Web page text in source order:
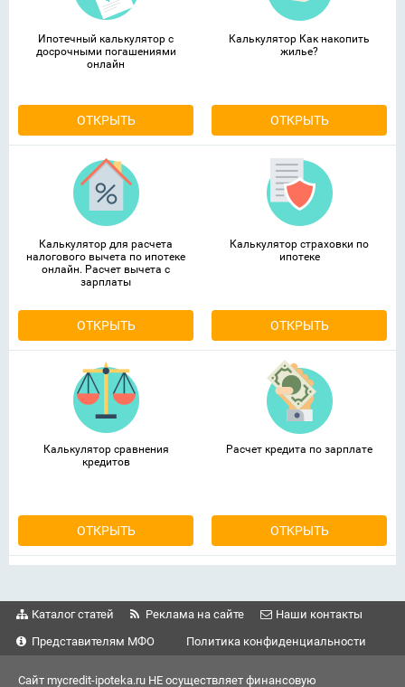
Ипотечный калькулятор с
досрочными погашениями
онлайн
ОТКРЫТЬ
Калькулятор Как накопить
жилье?
ОТКРЫТЬ
Калькулятор для расчета
налогового вычета по ипотеке
онлайн. Расчет вычета с
зарплаты
ОТКРЫТЬ
Калькулятор страховки по
ипотеке
ОТКРЫТЬ
Калькулятор сравнения
кредитов
ОТКРЫТЬ
Расчет кредита по зарплате
ОТКРЫТЬ
Каталог статей Реклама на сайте
Наши контакты
Представителям МФО
Политика конфиденциальности
Сайт mycredit-ipoteka.ru НЕ осуществляет финансовую